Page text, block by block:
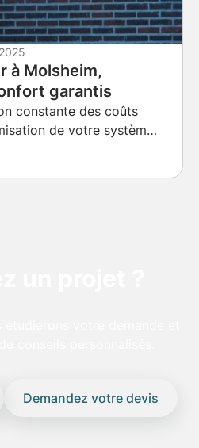
à Molsheim,
garantis
constante des coûts
de votre système
une préoccupation
Demandez votre devis